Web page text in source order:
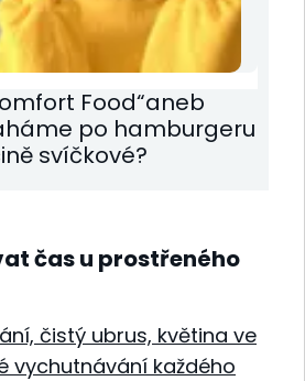
Food“aneb
po hamburgeru
svíčkové?
čas u prostřeného
čistý ubrus, květina ve
vychutnávání každého